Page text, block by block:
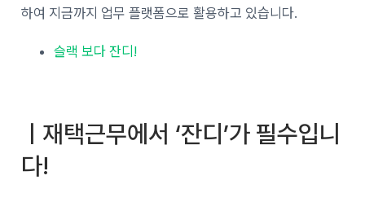
하여 지금까지 업무 플랫폼으로 활용하고 있습니다.
슬랙 보다 잔디!
ㅣ재택근무에서 ‘잔디’가 필수입니
다!